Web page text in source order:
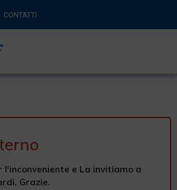
CONTATTI
PRINCIPALE
l'inconveniente e La invitiamo a
Grazie.